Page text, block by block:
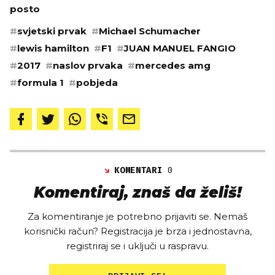
posto
#svjetski prvak #Michael Schumacher
#lewis hamilton #F1 #JUAN MANUEL FANGIO
#2017 #naslov prvaka #mercedes amg
#formula 1 #pobjeda
KOMENTARI0
Komentiraj, znaš da želiš!
Za komentiranje je potrebno prijaviti se. Nemaš
korisnički račun? Registracija je brza i jednostavna,
registriraj se i uključi u raspravu.